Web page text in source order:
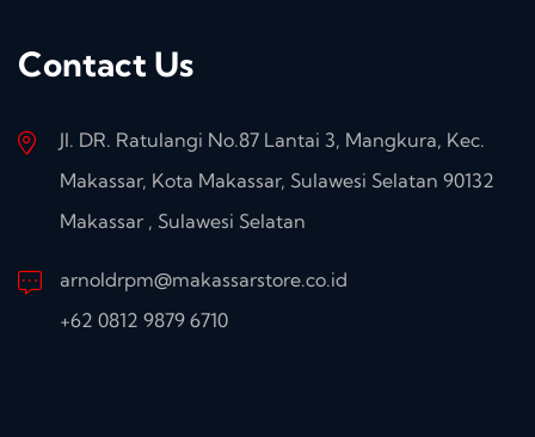
Contact Us
Jl. DR. Ratulangi No.87 Lantai 3, Mangkura, Kec.
Makassar, Kota Makassar, Sulawesi Selatan 90132
Makassar , Sulawesi Selatan
arnoldrpm@makassarstore.co.id
+62 0812 9879 6710